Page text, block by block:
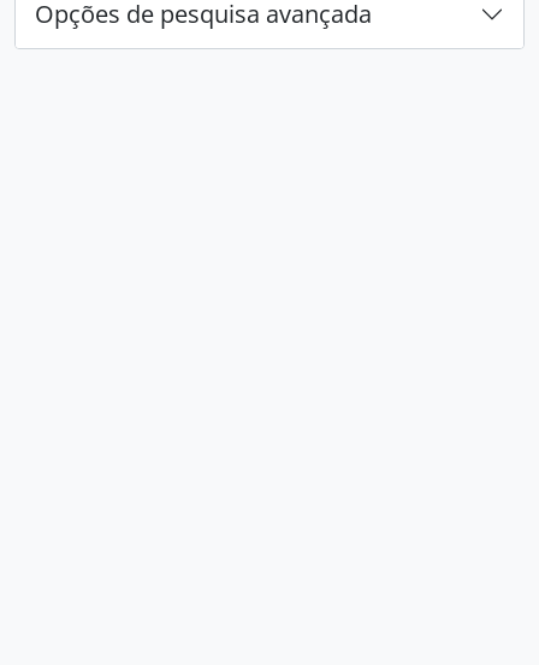
Opções de pesquisa avançada